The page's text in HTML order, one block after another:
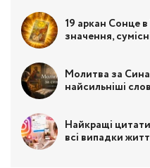
19 аркан Сонце
значення,
Молитва за
найсильніші
Найкращі
всі випадки